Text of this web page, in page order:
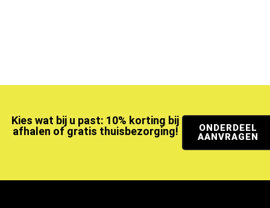
Kies wat bij u past: 10% korting bij
afhalen of gratis thuisbezorging!
ONDERDEEL
AANVRAGEN